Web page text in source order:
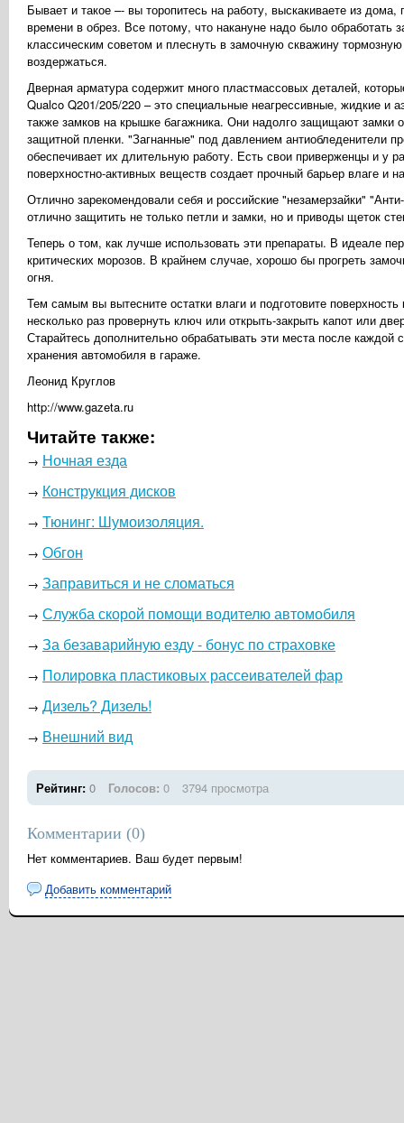
Бывает и такое –- вы торопитесь на работу, выскакиваете из
времени в обрез. Все потому, что накануне надо было обработать
классическим советом и плеснуть в замочную скважину
воздержаться.
Дверная арматура содержит много пластмассовых деталей,
Qualco Q201/205/220 – это специальные неагрессивные, жидкие и
также замков на крышке багажника. Они надолго защищают замки
защитной пленки. "Загнанные" под давлением антиобледенители
обеспечивает их длительную работу. Есть свои приверженцы и у
поверхностно-активных веществ создает прочный барьер влаге
Отлично зарекомендовали себя и российские "незамерзайки"
отлично защитить не только петли и замки, но и приводы щеток
Теперь о том, как лучше использовать эти препараты. В идеале
критических морозов. В крайнем случае, хорошо бы прогреть
огня.
Тем самым вы вытесните остатки влаги и подготовите
несколько раз провернуть ключ или открыть-закрыть капот или
Старайтесь дополнительно обрабатывать эти места после
хранения автомобиля в гараже.
Леонид Круглов
http://www.gazeta.ru
Читайте также:
→ Ночная езда
→ Конструкция дисков
→ Тюнинг: Шумоизоляция.
→ Обгон
→ Заправиться и не сломаться
→ Служба скорой помощи водителю автомобиля
→ За безаварийную езду - бонус по страховке
→ Полировка пластиковых рассеивателей фар
→ Дизель? Дизель!
→ Внешний вид
Рейтинг: 0 Голосов: 0 3794 просмотра
Комментарии (0)
Нет комментариев. Ваш будет первым!
Добавить комментарий